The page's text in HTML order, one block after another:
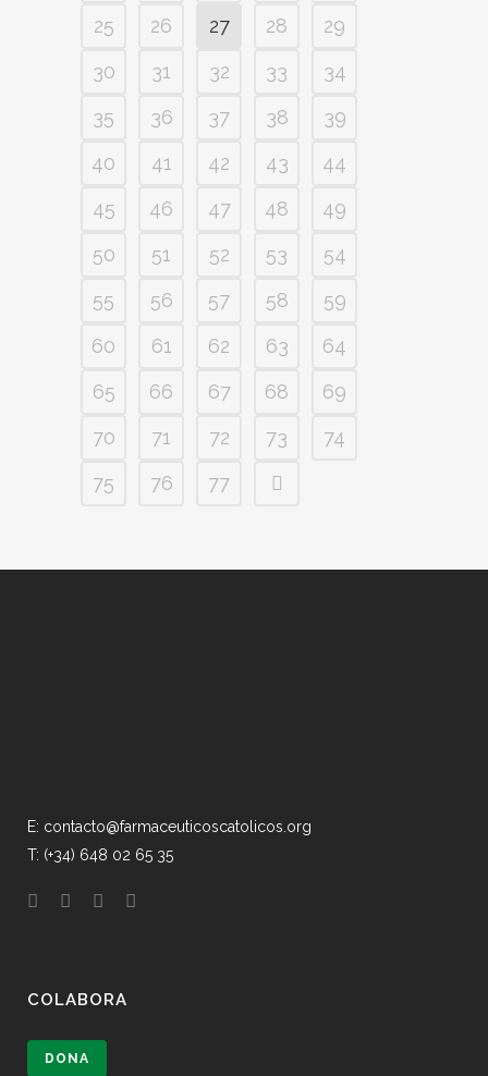
25
26 27 28
29
30
31 32 33
34
35
36 37 38
39
40
41 42 43
44
45
46 47 48
49
50
51 52 53
54
55
56 57 58
59
60
61 62 63
64
65
66 67 68
69
70
71 72 73
74
75
76 77
E: contacto@farmaceuticoscatolicos.org
T: (+34) 648 02 65 35
COLABORA
DONA